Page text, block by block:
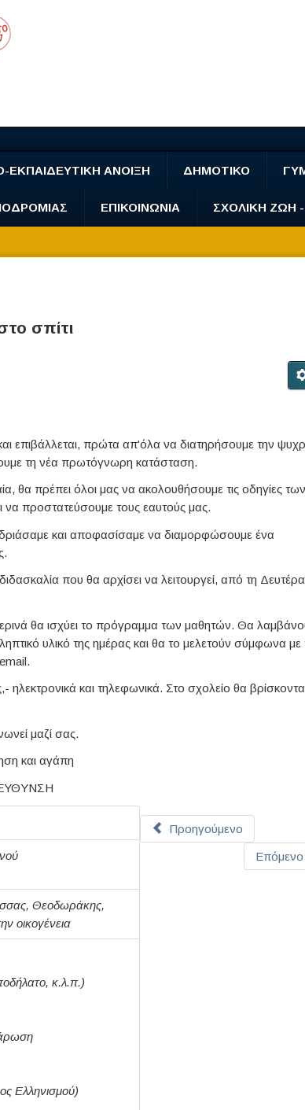
ΕΚΠΑΙΔΕΥΤΙΚΗ ΑΝΟΙΞΗ ΔΗΜΟΤΙΚΟ
ΕΠΙΚΟΙΝΩΝΙΑ ΣΧΟΛΙΚΗ ΖΩΗ
σπίτι
επιβάλλεται, πρώτα απ'όλα να διατηρήσουμε την
τη νέα πρωτόγνωρη κατάσταση.
θα πρέπει όλοι μας να ακολουθήσουμε τις οδηγίες των
να προστατεύσουμε τους εαυτούς μας.
και αποφασίσαμε να διαμορφώσουμε ένα
που θα αρχίσει να λειτουργεί, από τη
θα ισχύει το πρόγραμμα των μαθητών. Θα
υλικό της ημέρας και θα το μελετούν σύμφωνα με
και τηλεφωνικά. Στο σχολείο θα
μαζί σας.
και αγάπη
Θεοδωράκης,
οικογένεια
κ.λ.π.)
Ελληνισμού)
Προηγούμενο
Επόμενο